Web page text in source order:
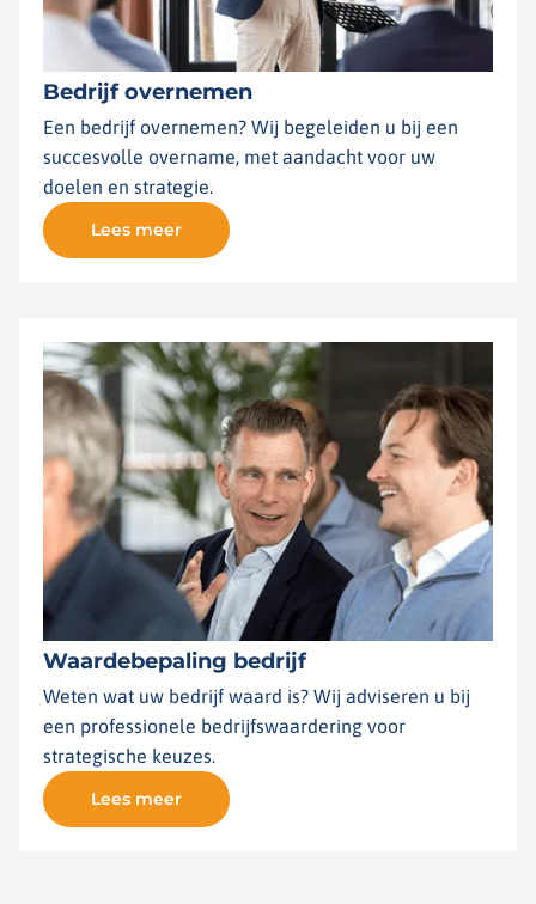
Bedrijf overnemen
Een bedrijf overnemen? Wij begeleiden u bij een
succesvolle overname, met aandacht voor uw
doelen en strategie.
Lees meer
Waardebepaling bedrijf
Weten wat uw bedrijf waard is? Wij adviseren u bij
een professionele bedrijfswaardering voor
strategische keuzes.
Lees meer